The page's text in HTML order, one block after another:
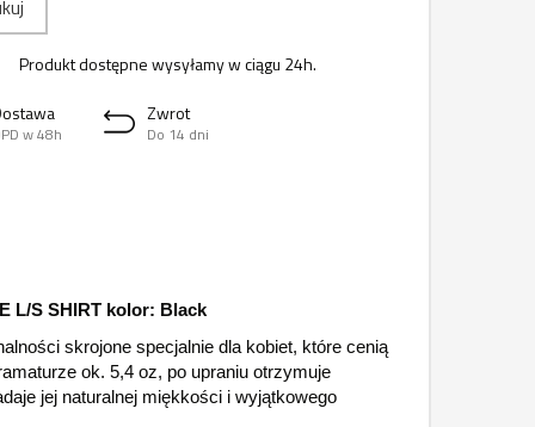
Produkt dostępne wysyłamy w ciągu 24h.
w 48h
Zwrot
Do 14 dni
L/S SHIRT kolor: Black
skrojone specjalnie dla kobiet, które cenią
ok. 5,4 oz, po upraniu otrzymuje
jej naturalnej miękkości i wyjątkowego